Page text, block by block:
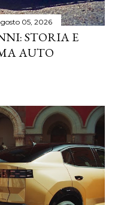
05, 2026
STORIA E
AUTO